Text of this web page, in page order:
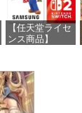
【任天堂ライセ
ンス商品】
Express Card
256GB for
Nintendo Switch
2(サムスン マイ